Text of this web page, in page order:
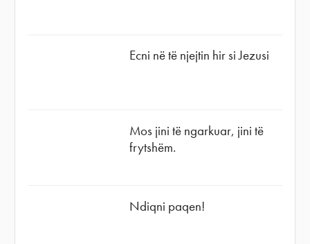
Ecni në të njejtin hir si Jezusi
Mos jini të ngarkuar, jini të
frytshëm.
Ndiqni paqen!